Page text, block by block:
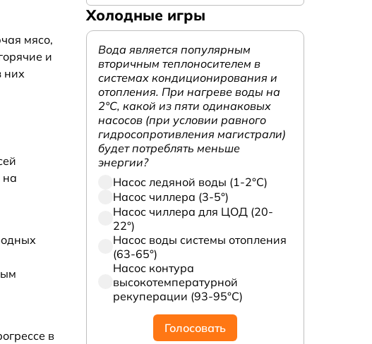
мясо,
и
них
на
в
Холодные игры
Вода является популярным
вторичным теплоносителем в
системах кондиционирования и
отопления. При нагреве воды на
2°С, какой из пяти одинаковых
насосов (при условии равного
гидросопротивления магистрали)
будет потреблять меньше
энергии?
Насос ледяной воды (1-2°С)
Насос чиллера (3-5°)
Насос чиллера для ЦОД (20-
22°)
Насос воды системы отопления
(63-65°)
Насос контура
высокотемпературной
рекуперации (93-95°С)
Голосовать